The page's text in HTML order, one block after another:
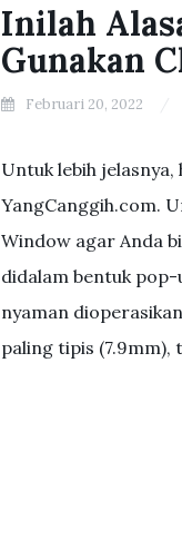
Inilah
Gunakan
Februari 20, 2022
Untuk lebih
YangCanggih.com.
Window agar Anda
didalam bentuk pop-
nyaman
paling tipis